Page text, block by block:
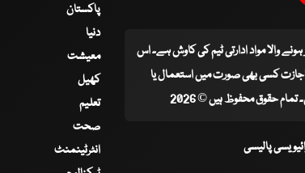
ہونے والا مواد ادارتی ٹیم کی کاوش ہے۔ اس
اجازت کسی بھی صورت میں استعمال یا
حقوق محفوظ ہیں © 2026
پالیسی
پاکستان
دنیا
معیشت
کھیل
تعلیم
صحت
انٹرٹینمنٹ